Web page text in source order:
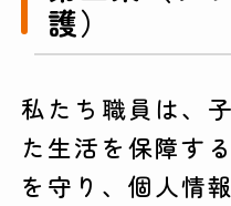
護）
私たち職員は、
た生活を保障す
を守り、個人情